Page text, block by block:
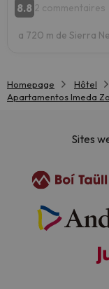
8.8 2 commentaires
a 720 m de Sierra
Homepage Hôtel
Apartamentos Imeda
Sites